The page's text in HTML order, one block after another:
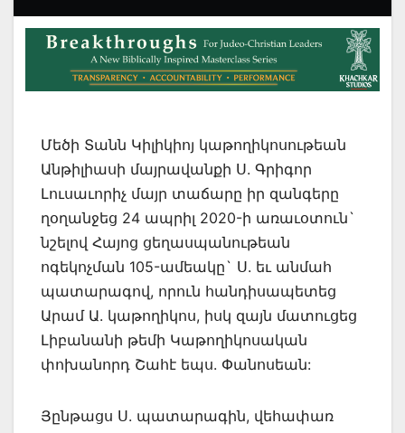
Մեծի Տանն Կիլիկիոյ կաթողիկոսութեան
Անթիլիասի մայրավանքի Ս. Գրիգոր
Լուսաւորիչ մայր տաճարը իր զանգերը
ղօղանջեց 24 ապրիլ 2020-ի առաւօտուն`
նշելով Հայոց ցեղասպանութեան
ոգեկոչման 105-ամեակը` Ս. եւ անմահ
պատարագով, որուն հանդիսապետեց
Արամ Ա. կաթողիկոս, իսկ զայն մատուցեց
Լիբանանի թեմի Կաթողիկոսական
փոխանորդ Շահէ եպս. Փանոսեան:
Յընթացս Ս. պատարագին, վեհափառ